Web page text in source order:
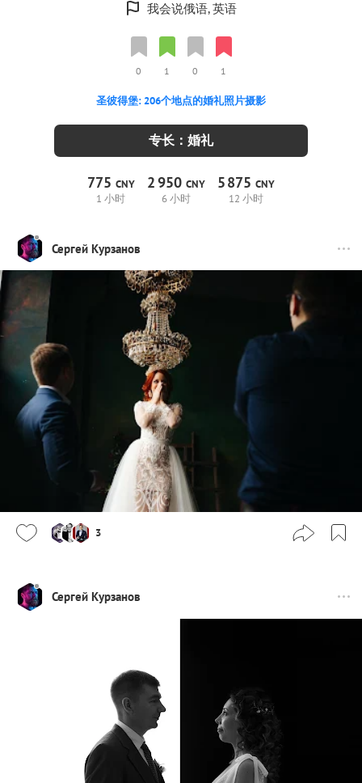
我会说俄语, 英语
0 1 0 1
圣彼得堡: 206个地点的婚礼照片摄影
专长：婚礼
775 CNY
1 小时
2950 CNY
6 小时
5875CNY
12 小时
Сергей Курзанов
3
Сергей Курзанов